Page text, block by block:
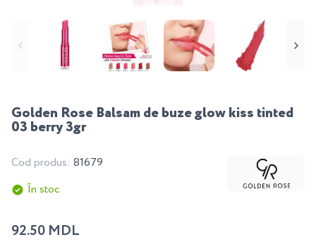
Golden Rose Balsam de buze glow kiss tinted
03 berry 3gr
Cod produs: 81679
În stoc
92.50 MDL